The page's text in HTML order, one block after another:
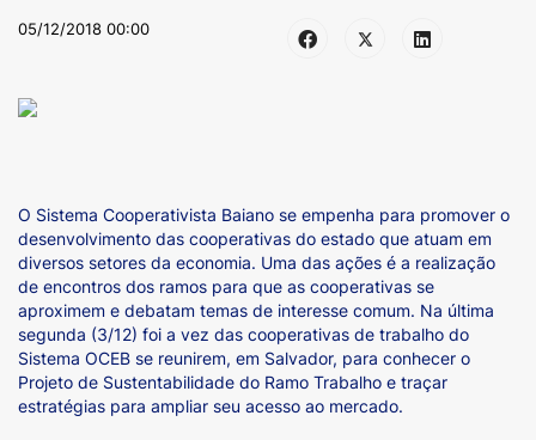
05/12/2018 00:00
O Sistema Cooperativista Baiano se empenha para promover o
desenvolvimento das cooperativas do estado que atuam em
diversos setores da economia. Uma das ações é a realização
de encontros dos ramos para que as cooperativas se
aproximem e debatam temas de interesse comum. Na última
segunda (3/12) foi a vez das cooperativas de trabalho do
Sistema OCEB se reunirem, em Salvador, para conhecer o
Projeto de Sustentabilidade do Ramo Trabalho e traçar
estratégias para ampliar seu acesso ao mercado.